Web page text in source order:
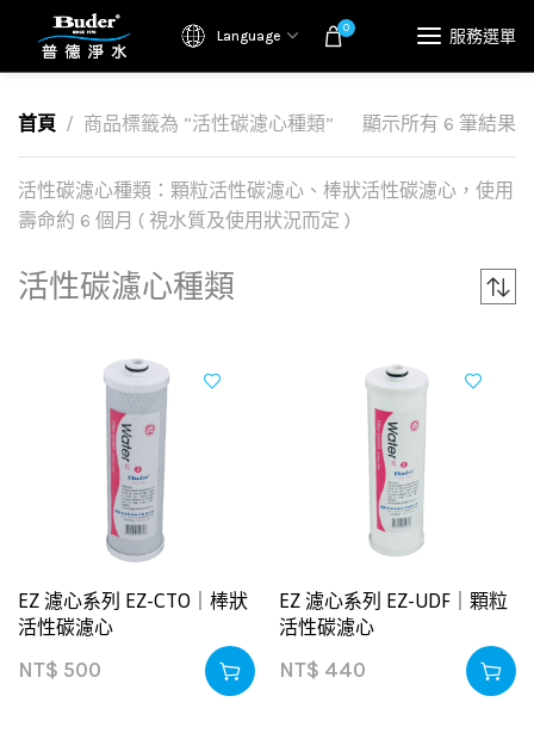
Language 0 服務選單
首頁 商品標籤為 “活性碳濾心種類” 顯示所有 6 筆結果
活性碳濾心種類：顆粒活性碳濾心、棒狀活性碳濾心，使用
壽命約 6 個月 ( 視水質及使用狀況而定 )
活性碳濾心種類
EZ 濾心系列 EZ-CTO｜棒狀
活性碳濾心
NT$ 500
EZ 濾心系列 EZ-UDF｜顆粒
活性碳濾心
NT$ 440